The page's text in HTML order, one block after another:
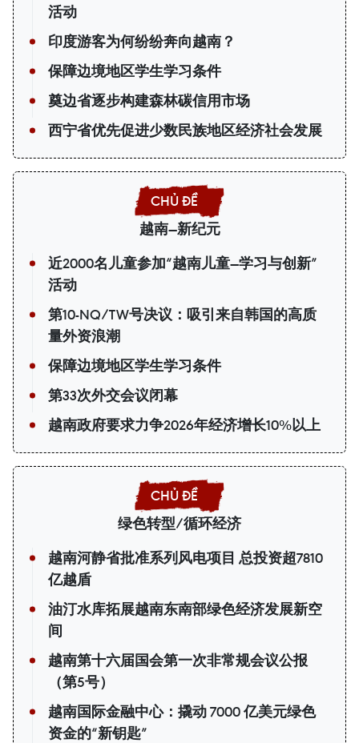
活动
印度游客为何纷纷奔向越南？
保障边境地区学生学习条件
奠边省逐步构建森林碳信用市场
西宁省优先促进少数民族地区经济社会发展
越南—新纪元
近2000名儿童参加“越南儿童—学习与创新”
活动
第10-NQ/TW号决议：吸引来自韩国的高质
量外资浪潮
保障边境地区学生学习条件
第33次外交会议闭幕
越南政府要求力争2026年经济增长10%以上
绿色转型/循环经济
越南河静省批准系列风电项目 总投资超7810
亿越盾
油汀水库拓展越南东南部绿色经济发展新空
间
越南第十六届国会第一次非常规会议公报
（第5号）
越南国际金融中心：撬动 7000 亿美元绿色
资金的“新钥匙”